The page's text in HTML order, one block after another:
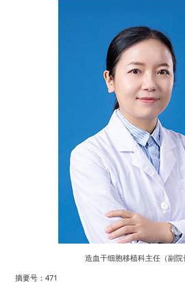
造血干细胞移植科主任（副
摘要号：471